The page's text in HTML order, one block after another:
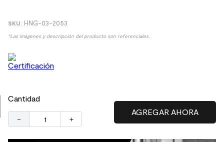
: HNG-03-2053
*Las imágenes y descripción del producto son referenciales.
Cantidad
＋
－